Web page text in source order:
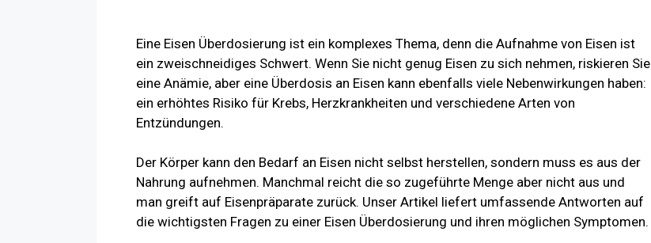
Eine Eisen Überdosierung ist ein komplexes Thema, denn die Aufnahme von Eisen ist
ein zweischneidiges Schwert. Wenn Sie nicht genug Eisen zu sich nehmen, riskieren Sie
eine Anämie, aber eine Überdosis an Eisen kann ebenfalls viele Nebenwirkungen haben:
ein erhöhtes Risiko für Krebs, Herzkrankheiten und verschiedene Arten von
Entzündungen.
Der Körper kann den Bedarf an Eisen nicht selbst herstellen, sondern muss es aus der
Nahrung aufnehmen. Manchmal reicht die so zugeführte Menge aber nicht aus und
man greift auf Eisenpräparate zurück. Unser Artikel liefert umfassende Antworten auf
die wichtigsten Fragen zu einer Eisen Überdosierung und ihren möglichen Symptomen.